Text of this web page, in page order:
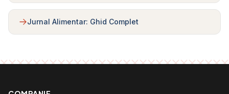
Jurnal Alimentar: Ghid Complet